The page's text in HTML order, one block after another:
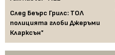
След Беърс Грилс: ТОЛ
полицията глоби Джеръми
Кларксън*